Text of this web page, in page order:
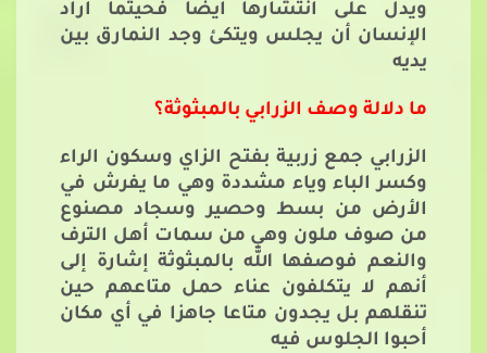
ويدل على انتشارها أيضا فحيثما أراد
الإنسان أن يجلس ويتكئ وجد النمارق بين
يديه
ما دلالة وصف الزرابي بالمبثوثة؟
الزرابي جمع زربية بفتح الزاي وسكون الراء
وكسر الباء وياء مشددة وهي ما يفرش في
الأرض من بسط وحصير وسجاد مصنوع
من صوف ملون وهي من سمات أهل الترف
والنعم فوصفها الله بالمبثوثة إشارة إلى
أنهم لا يتكلفون عناء حمل متاعهم حين
تنقلهم بل يجدون متاعا جاهزا في أي مكان
أحبوا الجلوس فيه